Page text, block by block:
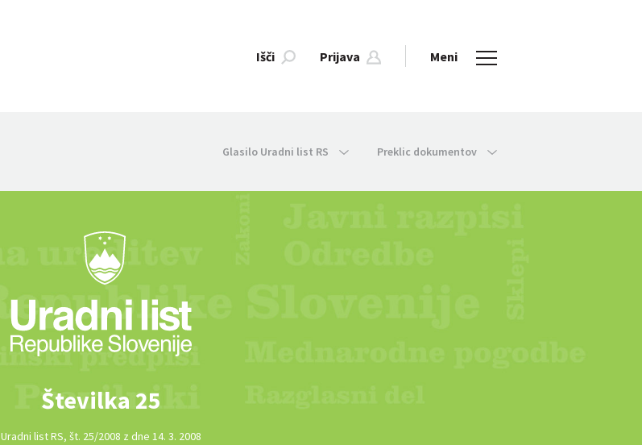
Išči Prijava Meni
Glasilo Uradni list RS Preklic dokumentov
Številka 25
Uradni list RS, št. 25/2008 z dne 14. 3. 2008